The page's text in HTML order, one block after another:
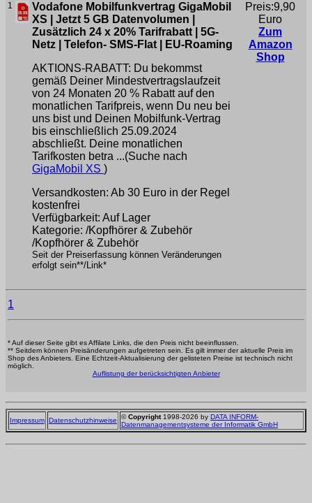
1
Vodafone Mobilfunkvertrag GigaMobil
XS | Jetzt 5 GB Datenvolumen |
Zusätzlich 24 x 20% Tarifrabatt | 5G-
Netz | Telefon- SMS-Flat | EU-Roaming
AKTIONS-RABATT: Du bekommst
gemäß Deiner Mindestvertragslaufzeit
von 24 Monaten 20 % Rabatt auf den
monatlichen Tarifpreis, wenn Du neu bei
uns bist und Deinen Mobilfunk-Vertrag
bis einschließlich 25.09.2024
abschließt. Deine monatlichen
Tarifkosten betra ...(Suche nach
GigaMobil XS )
Versandkosten: Ab 30 Euro in der Regel
kostenfrei
Verfügbarkeit: Auf Lager
Kategorie: /Kopfhörer & Zubehör
/Kopfhörer & Zubehör
Seit der Preiserfassung können Veränderungen
erfolgt sein**/Link*
Preis:9,90
Euro
Zum
Amazon
Shop
1
* Auf dieser Seite gibt es Affilate Links, die den Preis nicht beeinflussen.
** Seitdem können Preisänderungen aufgetreten sein. Es gilt immer der aktuelle Preis im
Shop des Anbieters. Eine Echtzeit-Aktualisierung der gelisteten Preise ist technisch nicht
möglich.
Auflistung der berücksichtigten Anbieter
Impressum Datenschutzhinweise ©Copyright1998-2026 by DATA INFORM-
Datenmanagementsysteme der Informatik GmbH